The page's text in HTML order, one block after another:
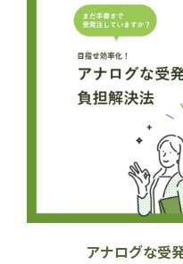
アナログな受